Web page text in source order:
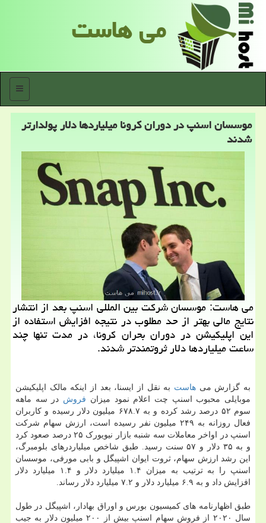
می هاست
منو
موسسان اسنپ در دوران كرونا میلیاردها دلار پولدارتر
شدند
می هاست: موسسان شركت بین المللی اسنپ بعد از انتشار
نتایج مالی بهتر از حد مطلوب در نتیجه افزایش استفاده از
این اپلیكیشن در دوران بحران كرونا، در مدت تنها چند
ساعت میلیاردها دلار ثروتمندتر شدند.
به گزارش می هاست به نقل از ایسنا، بعد از اینکه مالک اپلیکیشن
موبایلی محبوب اسنپ چت اعلام نمود میزان فروش در سه ماهه
سوم ۵۲ درصد رشد کرده و به ۶۷۸.۷ میلیون دلار رسیده و کاربران
فعال روزانه به ۲۴۹ میلیون نفر رسیده است، ارزش سهام شرکت
اسنپ در اواخر معاملات سه شنبه بازار نیویورک ۲۵ درصد صعود کرد
و به ۳۵ دلار و ۵۷ سنت رسید. طبق شاخص میلیاردرهای بلومبرگ،
این رشد ارزش سهام، ثروت ایوان اشپیگل و بابی مورفی، موسسان
اسنپ را به ترتیب به میزان ۱.۴ میلیارد دلار و ۱.۴ میلیارد دلار
افزایش داد و به ۶.۹ میلیارد دلار و ۷.۲ میلیارد دلار رساند.
طبق اظهارنامه های کمیسیون بورس و اوراق بهادار، اشپیگل در طول
سال ۲۰۲۰ از فروش سهام اسنپ بیش از ۲۰۰ میلیون دلار به جیب